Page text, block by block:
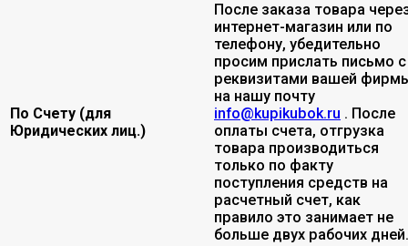
По Счету (для
Юридических лиц.)
После заказа товара
интернет-магазин или по
телефону, убедительно
просим прислать письмо с
реквизитами вашей
на нашу почту
info@kupikubok.ru . После
оплаты счета, отгрузка
товара производиться
только по факту
поступления средств на
расчетный счет, как
правило это занимает не
больше двух рабочих дней.